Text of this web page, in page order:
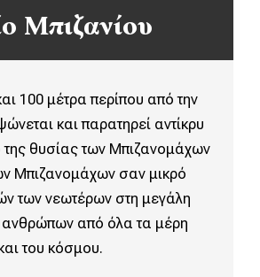
Μπιζανίου
100 μέτρα περίπου από την
και παρατηρεί αντίκρυ
θυσίας των Μπιζανομάχων
Μπιζανομάχων σαν μικρό
των νεωτέρων στη μεγάλη
από όλα τα μέρη
του κόσμου.